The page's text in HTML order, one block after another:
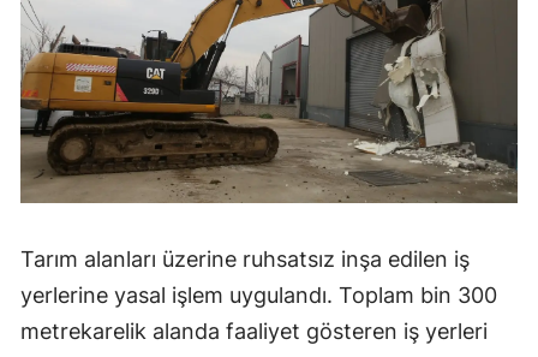
Tarım alanları üzerine ruhsatsız inşa edilen iş
yerlerine yasal işlem uygulandı. Toplam bin 300
metrekarelik alanda faaliyet gösteren iş yerleri